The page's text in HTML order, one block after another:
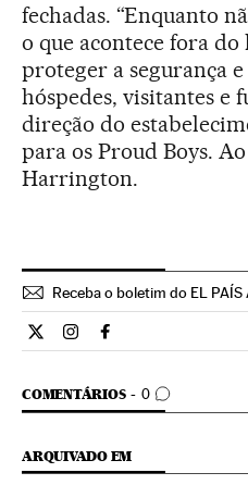
fechadas. “Enquanto
o que acontece fora do
proteger a segurança
hóspedes, visitantes e
direção do
para os Proud Boys.
Harrington.
Receba o boletim do EL PAÍS
Internacional El País Brasil
Internacional El País
Internacional El
COMENTÁRIOS 0
COMENTÁRIOS
ARQUIVADO EM